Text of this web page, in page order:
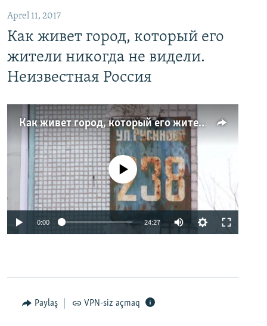
Aprel 11, 2017
Как живет город, который его
жители никогда не видели.
Неизвестная Россия
Как живет город, который его жители никогда не видели. Неизвестная Россия
No media source currently available
0:00 24:27
Paylaş VPN-siz açmaq